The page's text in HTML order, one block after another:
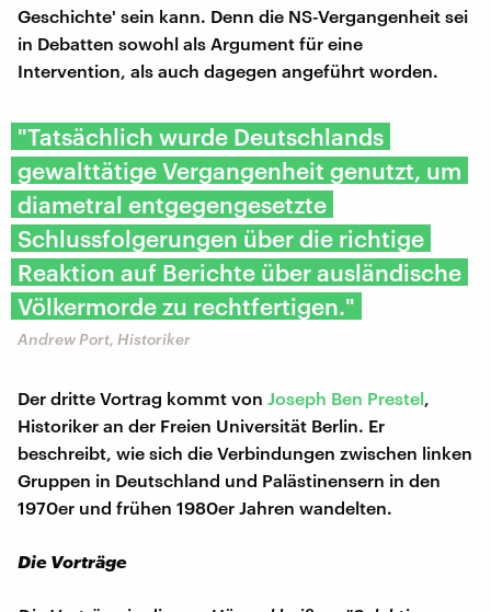
Geschichte' sein kann. Denn die NS-Vergangenheit sei
in Debatten sowohl als Argument für eine
Intervention, als auch dagegen angeführt worden.
"Tatsächlich wurde Deutschlands
gewalttätige Vergangenheit genutzt, um
diametral entgegengesetzte
Schlussfolgerungen über die richtige
Reaktion auf Berichte über ausländische
Völkermorde zu rechtfertigen."
Andrew Port, Historiker
Der dritte Vortrag kommt von Joseph Ben Prestel,
Historiker an der Freien Universität Berlin. Er
beschreibt, wie sich die Verbindungen zwischen linken
Gruppen in Deutschland und Palästinensern in den
1970er und frühen 1980er Jahren wandelten.
Die Vorträge